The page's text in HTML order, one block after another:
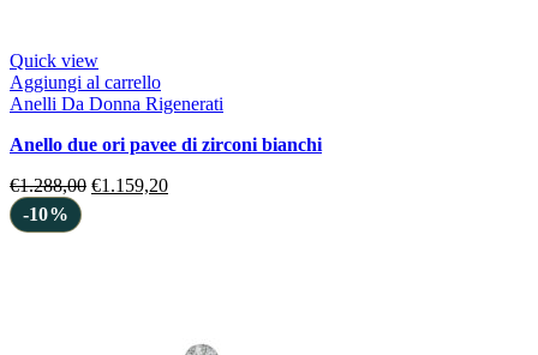
Quick view
Aggiungi al carrello
Anelli Da Donna Rigenerati
anello due ori pavee di zirconi bianchi
€1.288,00 €1.159,20
-10%